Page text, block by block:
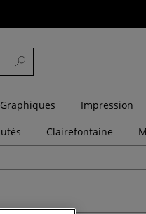
Impression
Clairefontaine